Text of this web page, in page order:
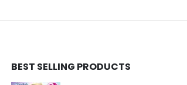
BEST SELLING PRODUCTS